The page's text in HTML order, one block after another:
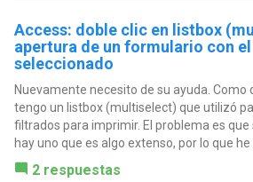
Access: doble clic en listbox
apertura de un formulario con
seleccionado
Nuevamente necesito de su ayuda. Como
tengo un listbox (multiselect) que utilizó
filtrados para imprimir. El problema es
hay uno que es algo extenso, por lo que he
2 respuestas